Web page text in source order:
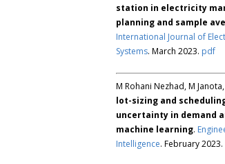
station in electricity
planning and sample
International Journal of
Systems. March 2023. pdf
M Rohani Nezhad, M
lot-sizing and
uncertainty in demand
machine learning.
Intelligence. February 2023.